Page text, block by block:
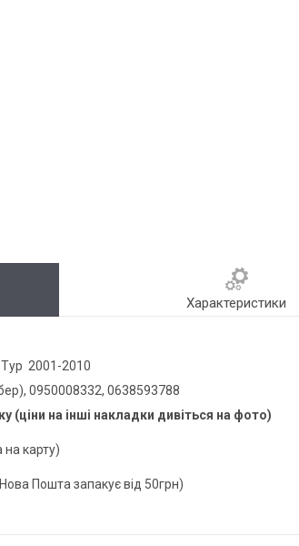
Характеристики
2001-2010
0950008332, 0638593788
(ціни на інші накладки дивіться на фото)
карту)
Пошта запакує від 50грн)